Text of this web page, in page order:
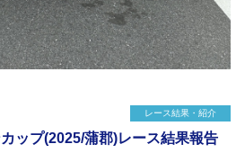
レース結果・紹介
ップ(2025/蒲郡)レース結果報告